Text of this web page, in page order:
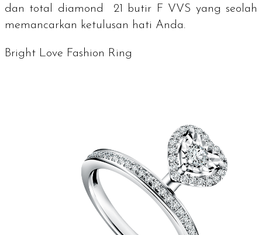
dan total diamond 21 butir F VVS yang seolah
memancarkan ketulusan hati Anda.
Bright Love Fashion Ring